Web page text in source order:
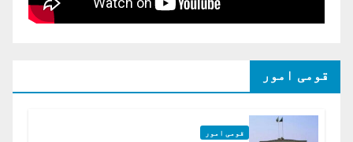
قومی امور
قومی امور